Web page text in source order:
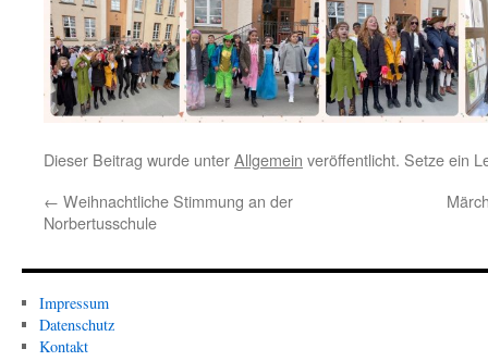
Dieser Beitrag wurde unterAllgemein veröffentlicht. Setze ein
← Weihnachtliche Stimmung an der
Norbertusschule
Impressum
Datenschutz
Kontakt